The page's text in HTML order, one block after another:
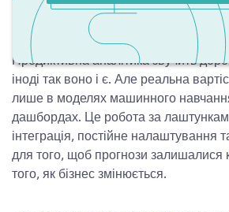
Предиктивна аналітика звучить
іноді так воно і є. Але реальна
лише в моделях машинного
дашбордах. Це робота за
інтеграція, постійне налаштування
для того, щоб прогнози залишалися
того, як бізнес змінюється.